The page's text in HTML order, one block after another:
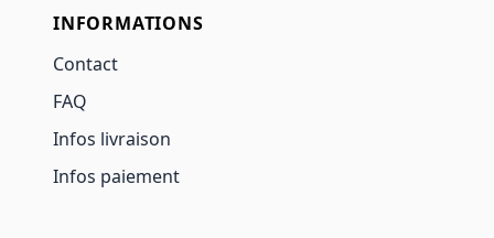
INFORMATIONS
Contact
FAQ
Infos livraison
Infos paiement